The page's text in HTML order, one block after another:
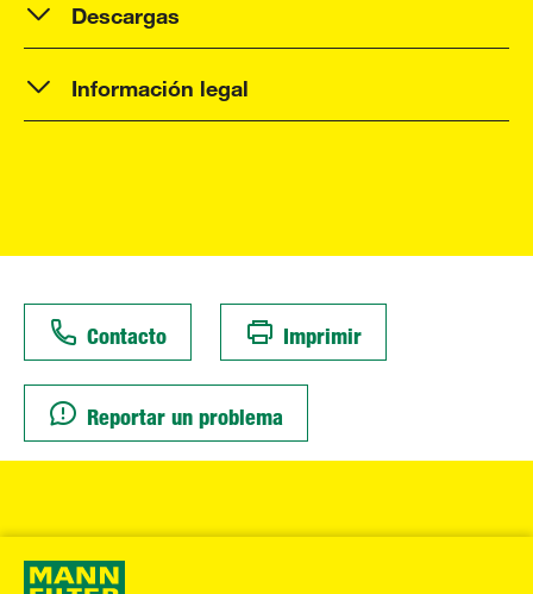
Descargas
Información legal
Contacto Imprimir
Reportar un problema